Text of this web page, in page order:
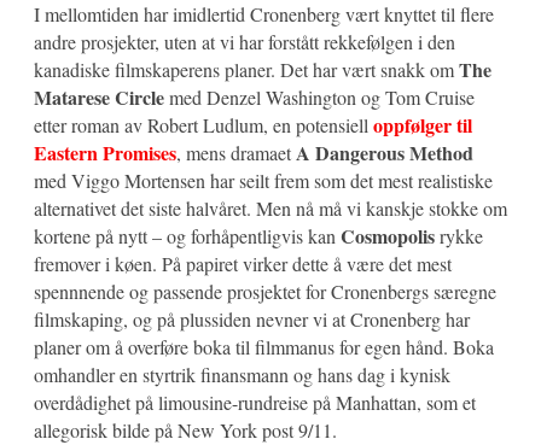
I mellomtiden har imidlertid Cronenberg vært knyttet til flere
andre prosjekter, uten at vi har forstått rekkefølgen i den
kanadiske filmskaperens planer. Det har vært snakk omThe
Matarese Circlemed Denzel Washington og Tom Cruise
etter roman av Robert Ludlum, en potensielloppfølger til
Eastern Promises, mens dramaetA Dangerous Method
med Viggo Mortensen har seilt frem som det mest realistiske
alternativet det siste halvåret. Men nå må vi kanskje stokke om
kortene på nytt – og forhåpentligvis kanCosmopolisrykke
fremover i køen. På papiret virker dette å være det mest
spennnende og passende prosjektet for Cronenbergs særegne
filmskaping, og på plussiden nevner vi at Cronenberg har
planer om å overføre boka til filmmanus for egen hånd. Boka
omhandler en styrtrik finansmann og hans dag i kynisk
overdådighet på limousine-rundreise på Manhattan, som et
allegorisk bilde på New York post 9/11.